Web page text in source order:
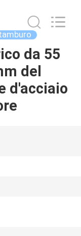
da 55
del
d'acciaio